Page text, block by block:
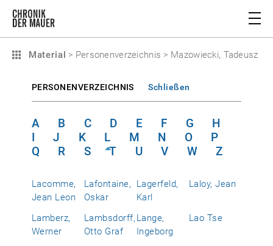
Material > Personenverzeichnis > Mazowiecki, Tadeusz
PERSONENVERZEICHNIS Schließen
A B C D E F G
H
I
J K L M N O
P
Q
R S T U V W Z
Lacomme,
Jean Leon
Lafontaine,
Oskar
Lagerfeld,
Karl
Laloy, Jean
Lamberz,
Werner
Lambsdorff,
Otto Graf
Lange,
Ingeborg
Lao Tse